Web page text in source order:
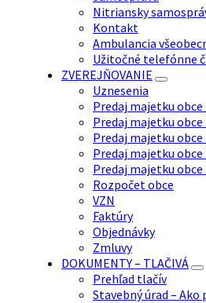
Nitriansky
Kontakt
Ambulancia
Užitočné telefónne
ZVEREJŇOVANIE
Uznesenia
Predaj majetku obce
Predaj majetku obce
Predaj majetku obce
Predaj majetku obce
Predaj majetku obce
Rozpočet obce
VZN
Faktúry
Objednávky
Zmluvy
DOKUMENTY – TLAČIVÁ
Prehľad tlačív
Stavebný úrad –